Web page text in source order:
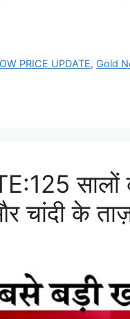
PRICE UPDATE, Gold
सालों
चांदी के